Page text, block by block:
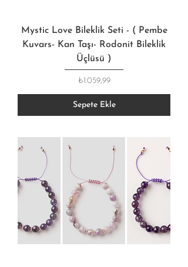
Mystic Love Bileklik Seti - ( Pembe
Kuvars- Kan Taşı- Rodonit Bileklik
Üçlüsü )
Fiyat
₺1.059,99
Sepete Ekle